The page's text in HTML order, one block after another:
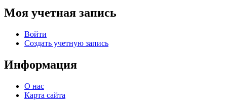
Моя учетная запись
Войти
Создать учетную запись
Информация
О нас
Карта сайта